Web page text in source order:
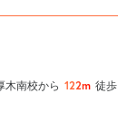
木南校から 122m 徒歩